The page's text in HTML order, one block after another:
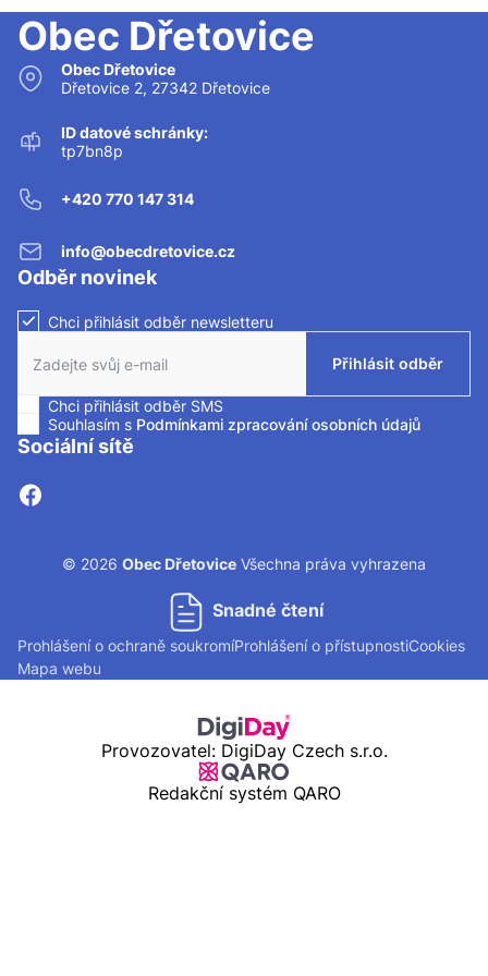
Obec Dřetovice
Obec Dřetovice
Dřetovice 2, 27342 Dřetovice
ID datové schránky:
tp7bn8p
+420 770 147 314
info@obecdretovice.cz
Odběr novinek
Chci přihlásit odběr newsletteru
Přihlásit odběr
Chci přihlásit odběr SMS
Zaškrtnutím políčka souhlasíte se zasíláním SMS.
Souhlasím s Podmínkami zpracování osobních údajů
Sociální sítě
© 2026 Obec Dřetovice Všechna práva vyhrazena
Snadné čtení
Prohlášení o ochraně soukromíProhlášení o přístupnostiCookies
Mapa webu
Provozovatel: DigiDay Czech s.r.o.
Redakční systém QARO